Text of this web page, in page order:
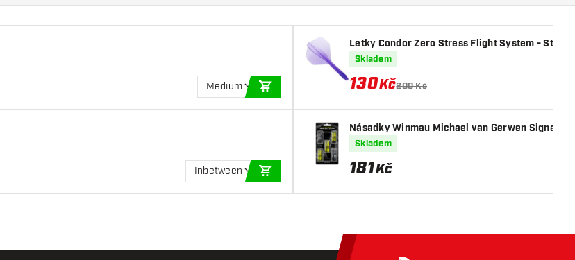
Medium
Inbetween
Letky Condor Zero Stress Flight System -
Skladem
130Kč200 Kč
Násadky Winmau Michael van Gerwen
Skladem
181Kč